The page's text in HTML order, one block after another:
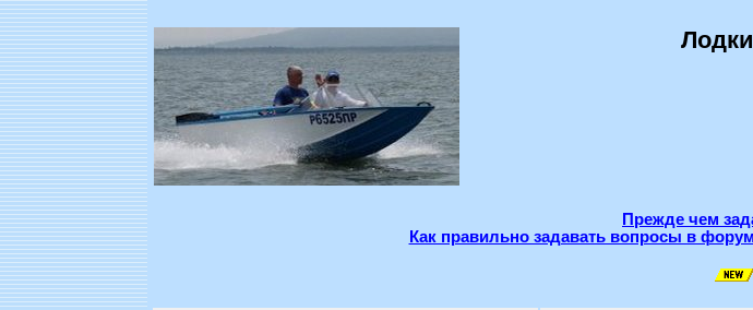
Прежде чем
Как правильно задавать вопросы в